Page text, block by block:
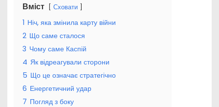
Вміст Сховати
1 Ніч, яка змінила карту війни
2 Що саме сталося
3 Чому саме Каспій
4 Як відреагували сторони
5 Що це означає стратегічно
6 Енергетичний удар
7 Погляд з боку